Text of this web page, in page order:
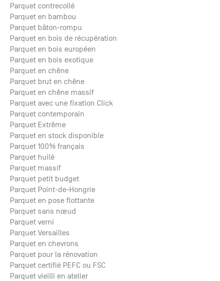
Parquet contrecollé
Parquet en bambou
Parquet bâton-rompu
Parquet en bois de récupération
Parquet en bois européen
Parquet en bois exotique
Parquet en chêne
Parquet brut en chêne
Parquet en chêne massif
Parquet avec une fixation Click
Parquet contemporain
Parquet Extrême
Parquet en stock disponible
Parquet 100% français
Parquet huilé
Parquet massif
Parquet petit budget
Parquet Point-de-Hongrie
Parquet en pose flottante
Parquet sans nœud
Parquet verni
Parquet Versailles
Parquet en chevrons
Parquet pour la rénovation
Parquet certifié PEFC ou FSC
Parquet vieilli en atelier